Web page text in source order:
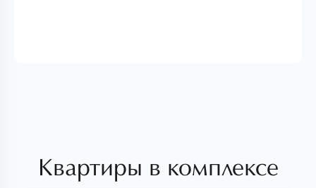
Квартиры в комплексе